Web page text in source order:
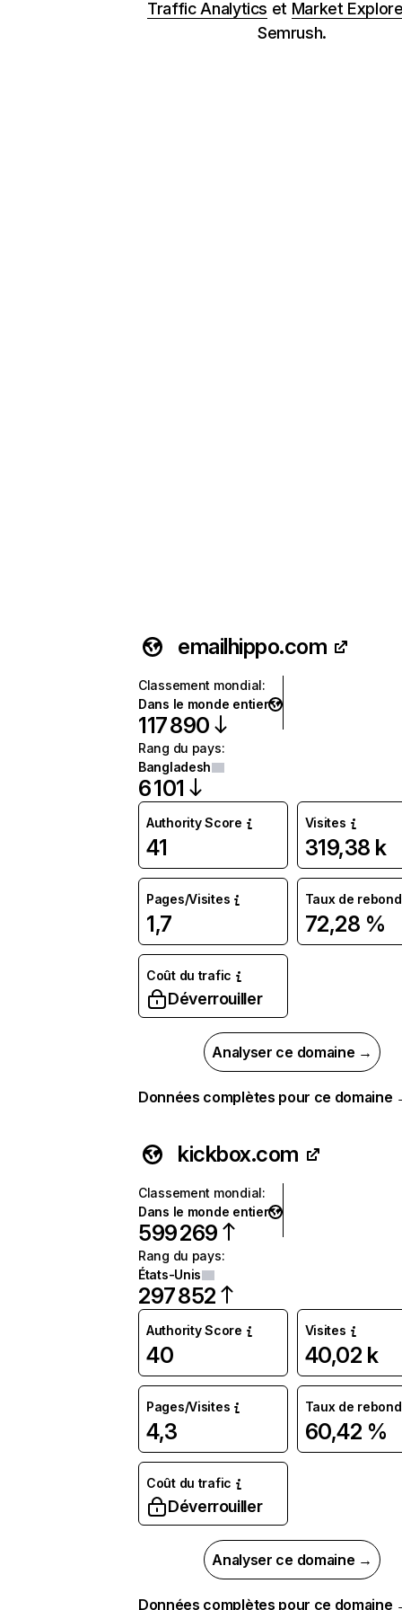
Traffic Analytics et Market
Semrush.
emailhippo.com
Classement mondial:
Dans le monde entier
117 890
Rang du pays:
Bangladesh
6 101
Authority Score
41
Visites
319,38 k
Pages/Visites
1,7
Taux de rebond
72,28 %
Coût du trafic
Déverrouiller
Analyser ce domaine →
Données complètes pour ce domaine
kickbox.com
Classement mondial:
Dans le monde entier
599 269
Rang du pays:
États-Unis
297 852
Authority Score
40
Visites
40,02 k
Pages/Visites
4,3
Taux de rebond
60,42 %
Coût du trafic
Déverrouiller
Analyser ce domaine →
Données complètes pour ce domaine